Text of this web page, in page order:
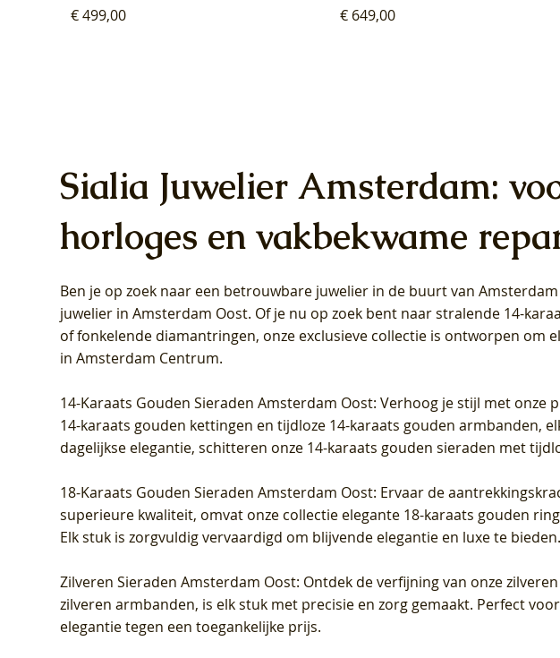
Prijs
€ 499,00
Prijs
€ 649,00
Blush Lab Diamonds Oorhangers
LG9006Y/S - Geelgoud (14k) met Lab
grown Diamant
Blush Lab Diamonds Oorhangers
LG9007Y/S - Geelgoud (14k) met
grown Diamant
Blush Lab Diamonds Collier LG3019Y
– Geelgoud (14k) met Lab grown
Diamant
Blush Lab Diamonds Ring
Geelgoud (14k) met Lab grown
Diamant
Blush Lab Diamonds Ring LG1031Y -
Geelgoud (14k) met Lab grown
Diamant
Blush Lab Diamonds Ring
Geelgoud (14k) met Lab grown
Diamant
Sialia Juwelier Amsterdam:
horloges en vakbekwame
Ben je op zoek naar een betrouwbare juwelier in de buurt van Amsterdam
juwelier in Amsterdam Oost. Of je nu op zoek bent naar stralende 14-
of fonkelende diamantringen, onze exclusieve collectie is ontworpen om
in Amsterdam Centrum.
14-Karaats Gouden Sieraden Amsterdam Oost: Verhoog je stijl met onze
14-karaats gouden kettingen en tijdloze 14-karaats gouden armbanden,
dagelijkse elegantie, schitteren onze 14-karaats gouden sieraden met
18-Karaats Gouden Sieraden Amsterdam Oost: Ervaar de
superieure kwaliteit, omvat onze collectie elegante 18-karaats gouden
Elk stuk is zorgvuldig vervaardigd om blijvende elegantie en luxe te bieden.
Zilveren Sieraden Amsterdam Oost: Ontdek de verfijning van onze
zilveren armbanden, is elk stuk met precisie en zorg gemaakt. Perfect
elegantie tegen een toegankelijke prijs.